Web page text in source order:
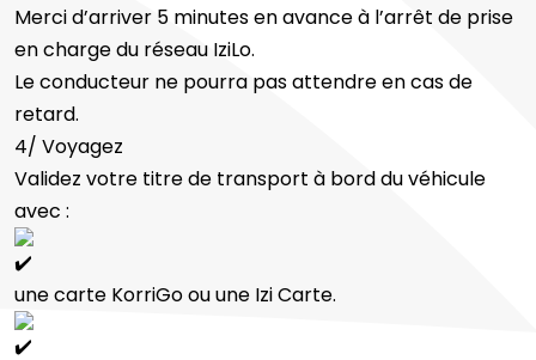
Merci d’arriver 5 minutes en avance à l’arrêt de prise
en charge du réseau IziLo.
Le conducteur ne pourra pas attendre en cas de
retard.
4/ Voyagez
Validez votre titre de transport à bord du véhicule
avec :
une carte KorriGo ou une Izi Carte.